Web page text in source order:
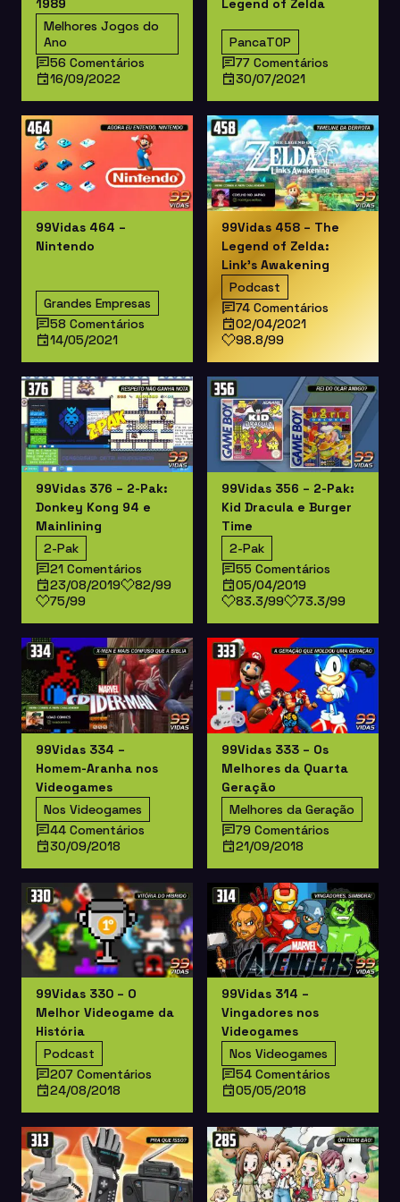
1989
Melhores Jogos do
Ano
56 Comentários
16/09/2022
Legend of Zelda
PancaTOP
77 Comentários
30/07/2021
99Vidas 464 –
Nintendo
Grandes Empresas
58 Comentários
14/05/2021
99Vidas 458 – The
Legend of Zelda:
Link’s Awakening
Podcast
74 Comentários
02/04/2021
98.8/99
99Vidas 376 – 2-Pak:
Donkey Kong 94 e
Mainlining
2-Pak
21 Comentários
23/08/2019
82/99
75/99
99Vidas 356 – 2-Pak:
Kid Dracula e Burger
Time
2-Pak
55 Comentários
05/04/2019
83.3/99
73.3/99
99Vidas 334 –
Homem-Aranha nos
Videogames
Nos Videogames
44 Comentários
30/09/2018
99Vidas 333 – Os
Melhores da Quarta
Geração
Melhores da Geração
79 Comentários
21/09/2018
99Vidas 330 – O
Melhor Videogame da
História
Podcast
207 Comentários
24/08/2018
99Vidas 314 –
Vingadores nos
Videogames
Nos Videogames
54 Comentários
05/05/2018